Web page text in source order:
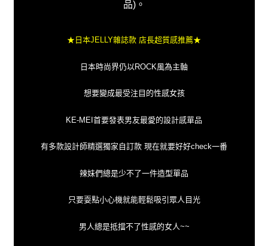
品)。
★日本JELLY雜誌款 店長超質感推薦★
日本時尚界仍以ROCK風為主軸
想要變成最受注目的性感女孩
KE-MEI首要發表男友最愛的設計感單品
有多款設計師精選獨家自訂款 現在就要好好check一番
辣妹們總是少不了一件造型單品
只要耍點小心機就能輕鬆吸引眾人目光
男人總是抵擋不了性感的女人~~